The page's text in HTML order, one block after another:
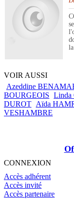
VOIR AUSSI
Azeddine
BOURGEOIS Linda
DUROT Aïda
VESHAMBRE
CONNEXION
Accès adhérent
Accès invité
Accès partenaire